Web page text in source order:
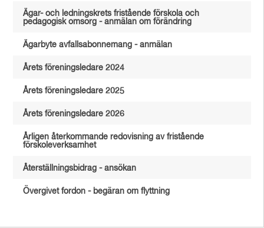
Ägar- och ledningskrets fristående förskola och
pedagogisk omsorg - anmälan om förändring
Ägarbyte avfallsabonnemang - anmälan
Årets föreningsledare 2024
Årets föreningsledare 2025
Årets föreningsledare 2026
Årligen återkommande redovisning av fristående
förskoleverksamhet
Återställningsbidrag - ansökan
Övergivet fordon - begäran om flyttning